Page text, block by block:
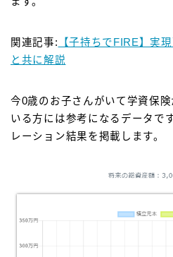
関連記事: 【子持ちでFIRE】実
と共に解説
今0歳のお子さんがいて学資保
いる方には参考になるデータで
レーション結果を掲載します。